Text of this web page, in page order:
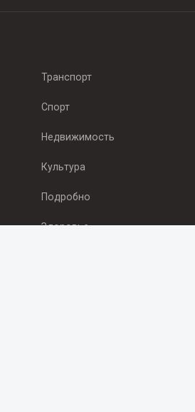
Транспорт
Спорт
Недвижимость
Культура
Подробно
Здоровье